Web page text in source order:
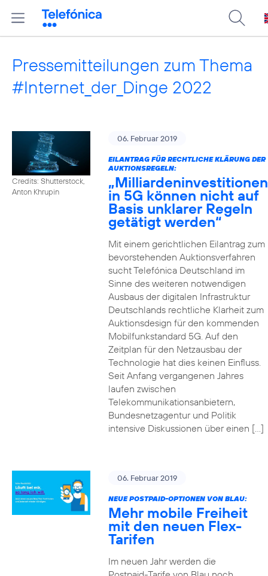
Pressemitteilungen zum Thema
#Internet_der_Dinge 2022
Credits: Shutterstock,
Anton Khrupin
06. Februar 2019
EILANTRAG FÜR RECHTLICHE KLÄRUNG DER
AUKTIONSREGELN:
„Milliardeninvestitionen
in 5G können nicht auf
Basis unklarer Regeln
getätigt werden“
Mit einem gerichtlichen Eilantrag zum
bevorstehenden Auktionsverfahren
sucht Telefónica Deutschland im
Sinne des weiteren notwendigen
Ausbaus der digitalen Infrastruktur
Deutschlands rechtliche Klarheit zum
Auktionsdesign für den kommenden
Mobilfunkstandard 5G. Auf den
Zeitplan für den Netzausbau der
Technologie hat dies keinen Einfluss.
Seit Anfang vergangenen Jahres
laufen zwischen
Telekommunikationsanbietern,
Bundesnetzagentur und Politik
intensive Diskussionen über einen […]
06. Februar 2019
NEUE POSTPAID-OPTIONEN VON BLAU:
Mehr mobile Freiheit
mit den neuen Flex-
Tarifen
Im neuen Jahr werden die